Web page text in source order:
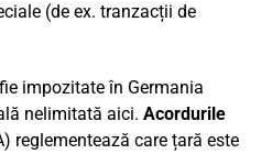
(de ex. tranzacții de
impozitate în Germania
nelimitată aici. Acordurile
reglementează care țară este